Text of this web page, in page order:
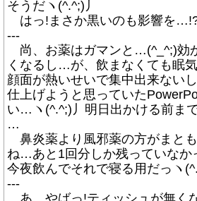
そうだヽ(^.^;)丿
はっ!まさか黒いのも影響を…!?
---
尚、お薬はガマンと…(^_^;)効
くなるし…が、飲まなくても眠気
顔面が熱いせいで集中出来ない
仕上げようと思っていた
い…ヽ(^.^;)丿明日出かける前ま
…
鼻炎薬より風邪薬の方がまと
ね…あと1回分しか残っていなか
今夜飲んでそれで寝る用だっヽ
---
あ、やばっ!ティッシュが無く